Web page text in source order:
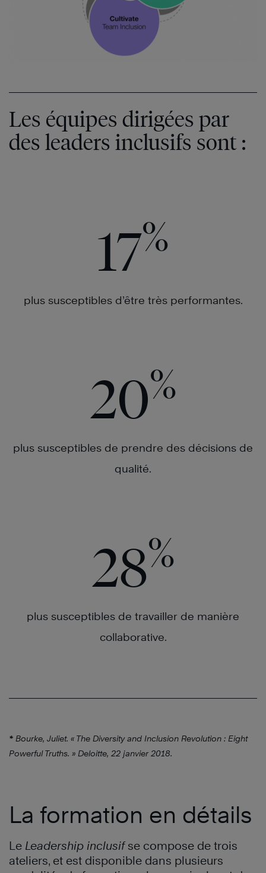
Les équipes dirigées par
des leaders inclusifs sont :
17%
plus susceptibles d’être très performantes.
20%
plus susceptibles de prendre des décisions de
qualité.
28%
plus susceptibles de travailler de manière
collaborative.
* Bourke, Juliet. « The Diversity and Inclusion Revolution : Eight
Powerful Truths. » Deloitte, 22 janvier 2018.
La formation en détails
Le Leadership inclusifse compose de trois
ateliers, et est disponible dans plusieurs